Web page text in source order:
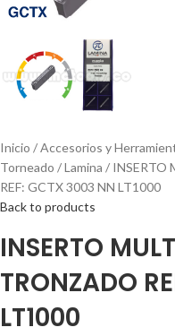
Inicio Accesorios y
Torneado
Lamina
INSERTO
REF: GCTX 3003 NN LT1000
Back to products
INSERTO
TRONZADO
LT1000